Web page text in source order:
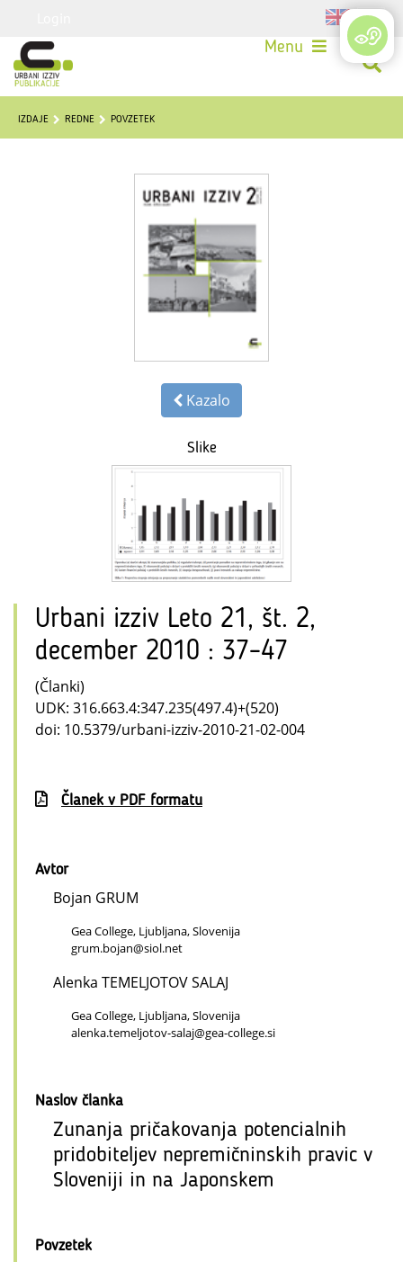
Menu
IZDAJE REDNE POVZETEK
Kazalo
Slike
Urbani izziv Leto 21, št. 2,
december 2010 : 37–47
(Članki)
UDK: 316.663.4:347.235(497.4)+(520)
doi: 10.5379/urbani-izziv-2010-21-02-004
Članek v PDF formatu
Avtor
Bojan GRUM
Gea College, Ljubljana, Slovenija
grum.bojan@siol.net
Alenka TEMELJOTOV SALAJ
Gea College, Ljubljana, Slovenija
alenka.temeljotov-salaj@gea-college.si
Naslov članka
Zunanja pričakovanja potencialnih
pridobiteljev nepremičninskih pravic v
Sloveniji in na Japonskem
Povzetek